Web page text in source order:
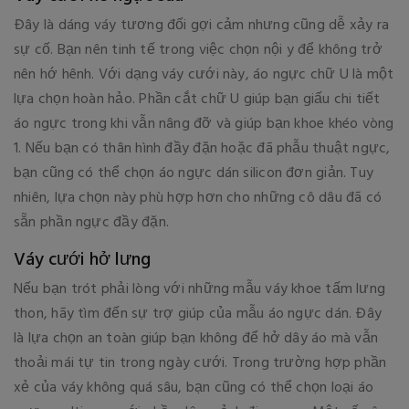
Đây là dáng váy tương đối gợi cảm nhưng cũng dễ xảy ra
sự cố. Bạn nên tinh tế trong việc chọn nội y để không trở
nên hớ hênh. Với dạng váy cưới này, áo ngực chữ U là một
lựa chọn hoàn hảo. Phần cắt chữ U giúp bạn giấu chi tiết
áo ngực trong khi vẫn nâng đỡ và giúp bạn khoe khéo vòng
1. Nếu bạn có thân hình đầy đặn hoặc đã phẫu thuật ngực,
bạn cũng có thể chọn áo ngực dán silicon đơn giản. Tuy
nhiên, lựa chọn này phù hợp hơn cho những cô dâu đã có
sẵn phần ngực đầy đặn.
Váy cưới hở lưng
Nếu bạn trót phải lòng với những mẫu váy khoe tấm lưng
thon, hãy tìm đến sự trợ giúp của mẫu áo ngực dán. Đây
là lựa chọn an toàn giúp bạn không để hở dây áo mà vẫn
thoải mái tự tin trong ngày cưới. Trong trường hợp phần
xẻ của váy không quá sâu, bạn cũng có thể chọn loại áo